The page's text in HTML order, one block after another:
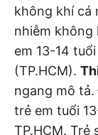
không khí cá
nhiễm không
em 13-14
(TP.HCM).
ngang mô tả.
trẻ em tuổi
TP.HCM. Trẻ